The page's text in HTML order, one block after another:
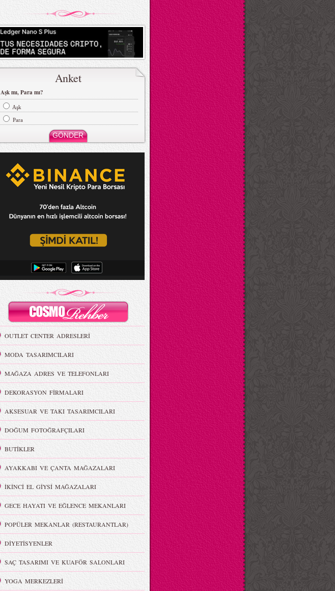
Anket
Aşk mı, Para mı?
Aşk
Para
OUTLET CENTER ADRESLERİ
MODA TASARIMCILARI
MAĞAZA ADRES VE TELEFONLARI
DEKORASYON FİRMALARI
AKSESUAR VE TAKI TASARIMCILARI
DOĞUM FOTOĞRAFÇILARI
BUTİKLER
AYAKKABI VE ÇANTA MAĞAZALARI
İKİNCİ EL GİYSİ MAĞAZALARI
GECE HAYATI VE EĞLENCE MEKANLARI
POPÜLER MEKANLAR (RESTAURANTLAR)
DİYETİSYENLER
SAÇ TASARIMI VE KUAFÖR SALONLARI
YOGA MERKEZLERİ